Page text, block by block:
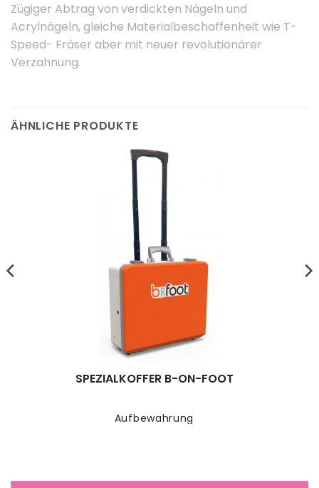
Zügiger Abtrag von verdickten Nägeln und
Acrylnägeln, gleiche Materialbeschaffenheit wie T-
Speed- Fräser aber mit neuer revolutionärer
Verzahnung.
ÄHNLICHE PRODUKTE
Aufbewahrung
SPEZIALKOFFER B-ON-FOOT